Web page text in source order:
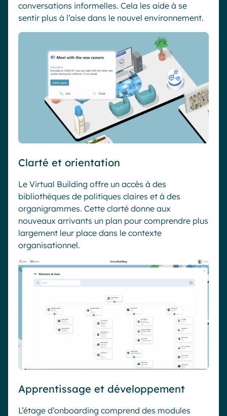
conversations informelles. Cela les aide à se
sentir plus à l’aise dans le nouvel environnement.
Clarté et orientation
Le Virtual Building offre un accès à des
bibliothèques de politiques claires et à des
organigrammes. Cette clarté donne aux
nouveaux arrivants un plan pour comprendre plus
largement leur place dans le contexte
organisationnel.
Apprentissage et développement
L’étage d’onboarding comprend des modules